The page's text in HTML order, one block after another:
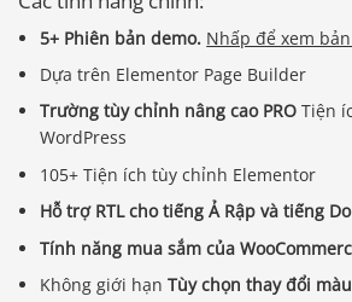
5+ Phiên bản demo. Nhấp để xem
Dựa trên Elementor Page Builder
Trường tùy chỉnh nâng cao PRO Tiện
WordPress
105+ Tiện ích tùy chỉnh Elementor
Hỗ trợ RTL cho tiếng Ả Rập và tiếng
Tính năng mua sắm của
Không giới hạnTùy chọn thay đổi